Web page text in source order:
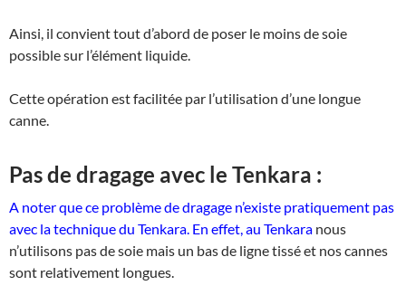
Ainsi, il convient tout d’abord de poser le moins de soie
possible sur l’élément liquide.
Cette opération est facilitée par l’utilisation d’une longue
canne.
Pas de dragage avec le Tenkara :
A noter que ce problème de dragage n’existe pratiquement pas
avec la technique du Tenkara. En effet, au Tenkara nous
n’utilisons pas de soie mais un bas de ligne tissé et nos cannes
sont relativement longues.